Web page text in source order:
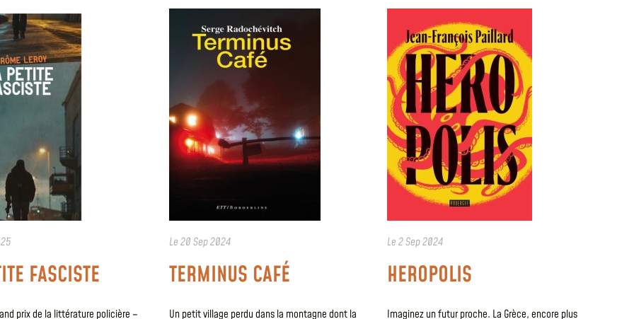
FASCISTE
prix de la littérature policière –
Le20 Sep 2024
TERMINUS CAFÉ
Un petit village perdu dans la montagne dont la
Le2 Sep 2024
HEROPOLIS
Imaginez un futur proche. La Grèce, encore plus